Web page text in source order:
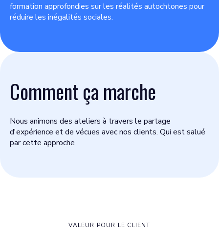
formation approfondies sur les réalités autochtones pour
réduire les inégalités sociales.
Comment ça marche
Nous animons des ateliers à travers le partage
d'expérience et de vécues avec nos clients. Qui est salué
par cette approche
VALEUR POUR LE CLIENT